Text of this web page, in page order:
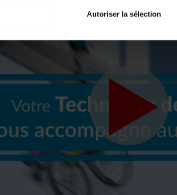
Autoriser la sélection